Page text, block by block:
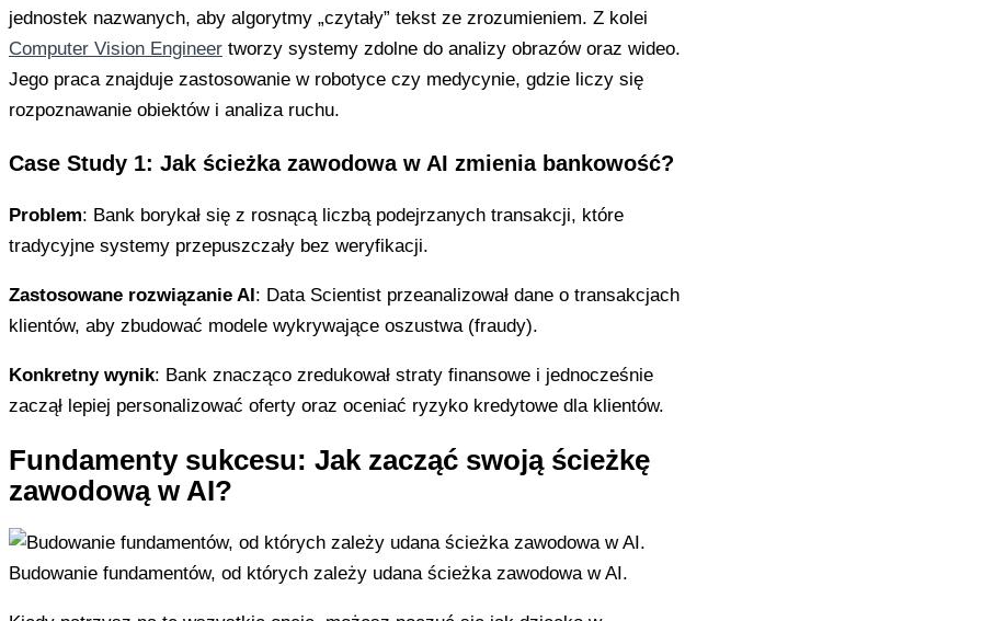
jednostek nazwanych, aby algorytmy „czytały” tekst ze zrozumieniem. Z kolei
Computer Vision Engineer tworzy systemy zdolne do analizy obrazów oraz wideo.
Jego praca znajduje zastosowanie w robotyce czy medycynie, gdzie liczy się
rozpoznawanie obiektów i analiza ruchu.
Case Study 1: Jak ścieżka zawodowa w AI zmienia bankowość?
Problem: Bank borykał się z rosnącą liczbą podejrzanych transakcji, które
tradycyjne systemy przepuszczały bez weryfikacji.
Zastosowane rozwiązanie AI : Data Scientist przeanalizował dane o transakcjach
klientów, aby zbudować modele wykrywające oszustwa (fraudy).
Konkretny wynik: Bank znacząco zredukował straty finansowe i jednocześnie
zaczął lepiej personalizować oferty oraz oceniać ryzyko kredytowe dla klientów.
Fundamenty sukcesu: Jak zacząć swoją ścieżkę
zawodową w AI?
Budowanie fundamentów, od których zależy udana ścieżka zawodowa w AI.